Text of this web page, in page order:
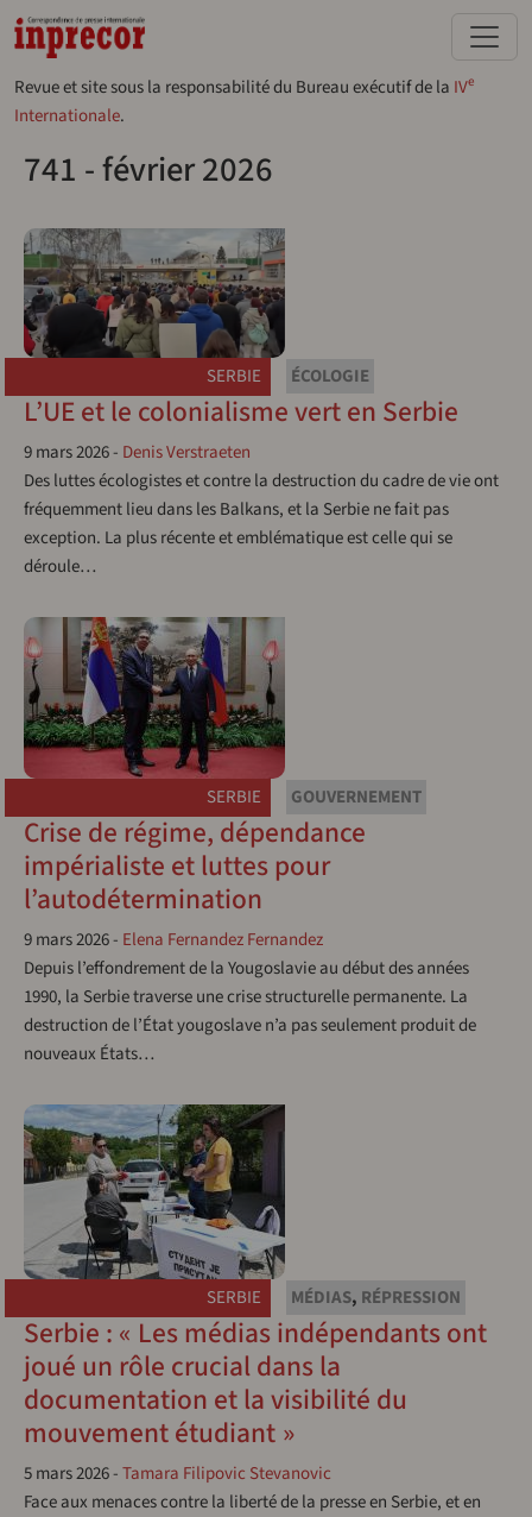
Aller au contenu principal
Revue et site sous la responsabilité du Bureau exécutif de la IVe
Internationale.
741 - février 2026
SERBIE ÉCOLOGIE
L’UE et le colonialisme vert en Serbie
9 mars 2026- Denis Verstraeten
Des luttes écologistes et contre la destruction du cadre de vie ont
fréquemment lieu dans les Balkans, et la Serbie ne fait pas
exception. La plus récente et emblématique est celle qui se
déroule…
SERBIE GOUVERNEMENT
Crise de régime, dépendance
impérialiste et luttes pour
l’autodétermination
9 mars 2026- Elena Fernandez Fernandez
Depuis l’effondrement de la Yougoslavie au début des années
1990, la Serbie traverse une crise structurelle permanente. La
destruction de l’État yougoslave n’a pas seulement produit de
nouveaux États…
SERBIE MÉDIAS, RÉPRESSION
Serbie : « Les médias indépendants ont
joué un rôle crucial dans la
documentation et la visibilité du
mouvement étudiant »
5 mars 2026-Tamara Filipovic Stevanovic
Face aux menaces contre la liberté de la presse en Serbie, et en